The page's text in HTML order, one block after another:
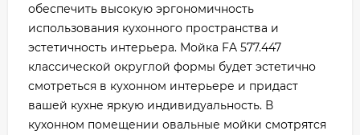
обеспечить высокую эргономичность
использования кухонного пространства и
эстетичность интерьера. Мойка FA 577.447
классической округлой формы будет эстетично
смотреться в кухонном интерьере и придаст
вашей кухне яркую индивидуальность. В
кухонном помещении овальные мойки смотрятся